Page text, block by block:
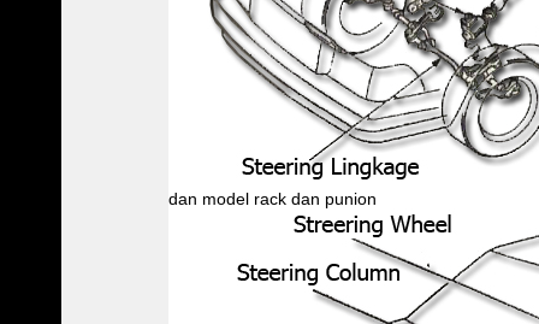
dan model rack dan punion